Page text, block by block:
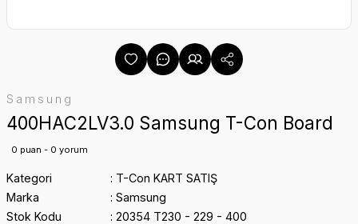
Samsung
400HAC2LV3.0 Samsung T-Con Board
0 puan - 0 yorum
Kategori
T-Con KART SATIŞ
Marka
Samsung
Stok Kodu
20354 T230 - 229 - 400